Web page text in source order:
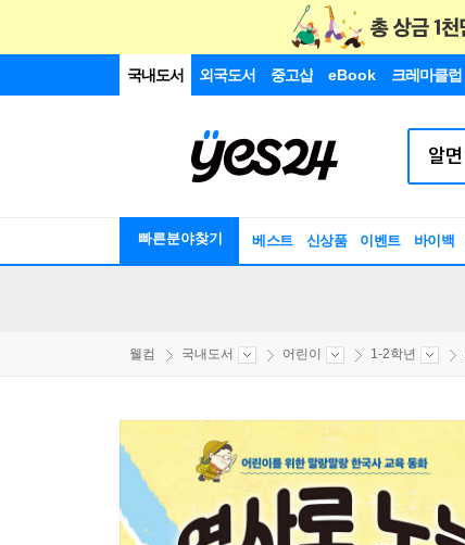
국내도서 외국도서 중고샵 eBook 크레마클럽
빠른분야찾기 베스트 신상품 이벤트 바이백
웰컴 국내도서 어린이 1-2학년